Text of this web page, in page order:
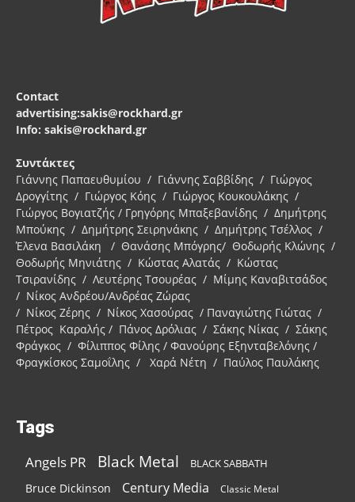
Contact
advertising:sakis@rockhard.gr
Info: sakis@rockhard.gr
Συντάκτες
Γιάννης Παπαευθυμίου / Γιάννης Σαββίδης / Γιώργος
Δρογγίτης / Γιώργος Κόης / Γιώργος Κουκουλάκης /
Γιώργος Βογιατζής / Γρηγόρης Μπαξεβανίδης / Δημήτρης
Μπούκης / Δημήτρης Σειρηνάκης / Δημήτρης Τσέλλος /
Έλενα Βασιλάκη / Θανάσης Μπόγρης/ Θοδωρής Κλώνης /
Θοδωρής Μηνιάτης / Κώστας Αλατάς / Κώστας
Τσιρανίδης / Λευτέρης Τσουρέας / Μίμης Καναβιτσάδος
/ Νίκος Ανδρέου/Ανδρέας Ζώρας
/ Νίκος Ζέρης / Νίκος Χασούρας / Παναγιώτης Γιώτας /
Πέτρος Καραλής / Πάνος Δρόλιας / Σάκης Νίκας / Σάκης
Φράγκος / Φίλιππος Φίλης / Φανούρης Εξηνταβελόνης /
Φραγκίσκος Σαμοΐλης / Χαρά Νέτη / Παύλος Παυλάκης
Tags
Angels PR Black Metal BLACK SABBATH
Bruce Dickinson Century Media Classic Metal